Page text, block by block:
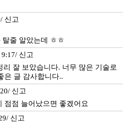
신고
줄 알았는데 ㅎㅎ
신고
리 잘 보았습니다. 너무 많은 기술로
은 글 감사합니다..
신고
점점 늘어났으면 좋겠어요
신고